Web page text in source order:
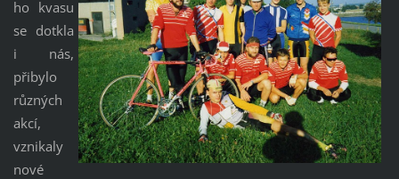
ho kvasu
se dotkla
i nás,
přibylo
různých
akcí,
vznikaly
nové